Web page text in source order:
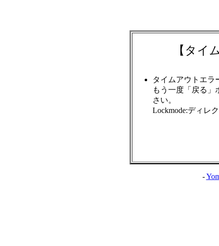
【タイ
タイムアウトエラ
もう一度「戻る」
さい。
Lockmode:ディレ
-